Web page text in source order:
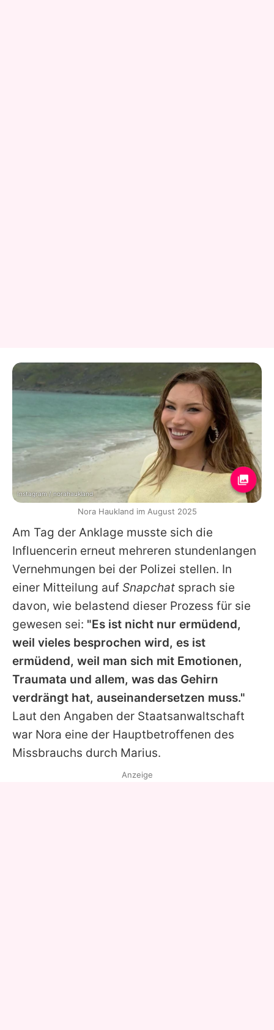
Am Tag der Anklage musste sich die
Influencerin erneut mehreren stundenlangen
Vernehmungen bei der Polizei stellen. In
einer Mitteilung auf Snapchat sprach sie
davon, wie belastend dieser Prozess für sie
gewesen sei: "Es ist nicht nur ermüdend,
weil vieles besprochen wird, es ist
ermüdend, weil man sich mit Emotionen,
Traumata und allem, was das Gehirn
verdrängt hat, auseinandersetzen muss."
Laut den Angaben der Staatsanwaltschaft
war Nora eine der Hauptbetroffenen des
Missbrauchs durch Marius.
Instagram / norahaukland
Nora Haukland im August 2025
Anzeige